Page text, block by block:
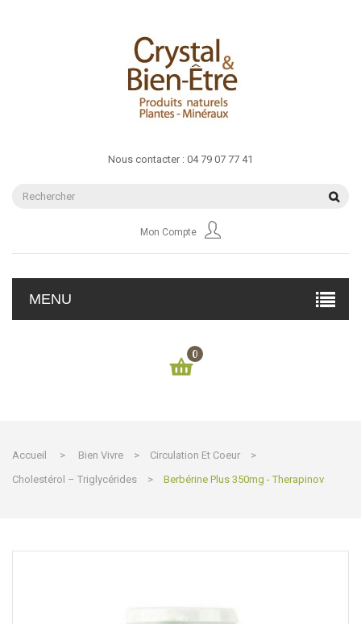
Nous contacter : 04 79 07 77 41
Mon Compte
MENU
0
Accueil > Bien Vivre > Circulation Et Coeur
>
Cholestérol – Triglycérides
> Berbérine Plus 350mg - Therapinov